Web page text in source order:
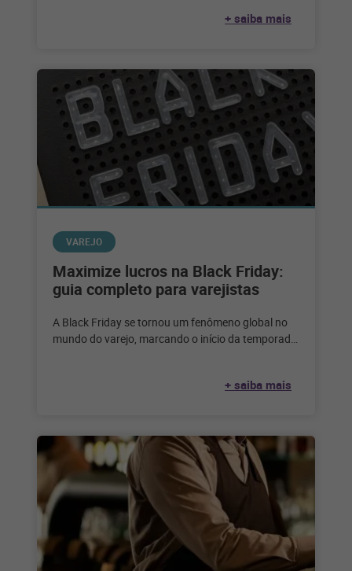
+ saiba mais
VAREJO
Maximize lucros na Black Friday:
guia completo para varejistas
A Black Friday se tornou um fenômeno global no
mundo do varejo, marcando o início da temporada
+ saiba mais